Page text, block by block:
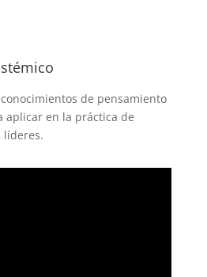
de pensamiento
aplicar en la práctica de
líderes.